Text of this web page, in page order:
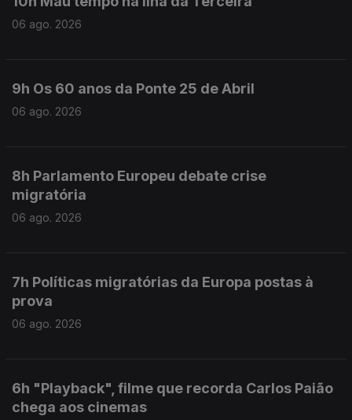
06 ago. 2026
9h Os 60 anos da Ponte 25 de Abril
06 ago. 2026
8h Parlamento Europeu debate crise
migratória
06 ago. 2026
7h Políticas migratórias da Europa postas à
prova
06 ago. 2026
6h "Playback", filme que recorda Carlos Paião
chega aos cinemas